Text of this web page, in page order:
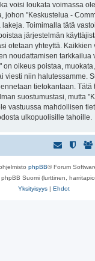
voisi loukata voimassa
johon "Keskustelua -
Toimimalla tätä
järjestelmän
otetaan yhteyttä. Kaikkien
noudattamisen tarkkailua
on oikeus poistaa,
viesti niin halutessamme.
tietokantaan. Tätä
suostumustasi, mutta
vastuussa mahdollisen
ulkopuolisille tahoille.
phpBB® Forum
Suomi (lurttinen,
Yksityisyys | Ehdot